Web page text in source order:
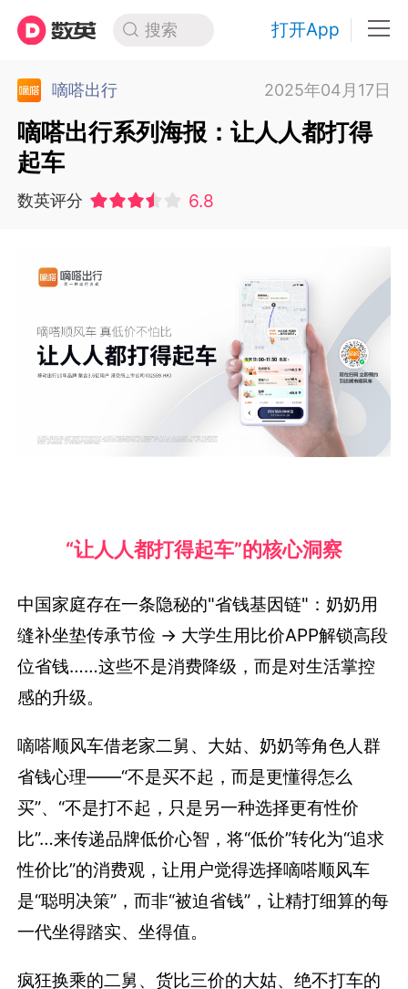
搜索 打开App
嘀嗒出行 2025年04月17日
嘀嗒出行系列海报：让人人都打得
起车
数英评分 6.8
“让人人都打得起车”的核心洞察
中国家庭存在一条隐秘的"省钱基因链"：奶奶用
缝补坐垫传承节俭 → 大学生用比价APP解锁高段
位省钱……这些不是消费降级，而是对生活掌控
感的升级。
嘀嗒顺风车借老家二舅、大姑、奶奶等角色人群
省钱心理——“不是买不起，而是更懂得怎么
买”、“不是打不起，只是另一种选择更有性价
比”…来传递品牌低价心智，将“低价”转化为“追求
性价比”的消费观，让用户觉得选择嘀嗒顺风车
是“聪明决策”，而非“被迫省钱”，让精打细算的每
一代坐得踏实、坐得值。
疯狂换乘的二舅、货比三价的大姑、绝不打车的